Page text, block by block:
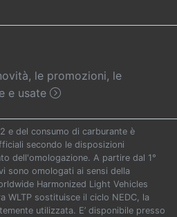
le promozioni, le
e usate
e del consumo di carburante è
secondo le disposizioni
dell'omologazione. A partire dal 1°
sono omologati ai sensi della
Harmonized Light Vehicles
WLTP sostituisce il ciclo NEDC, la
utilizzata. E’ disponibile presso